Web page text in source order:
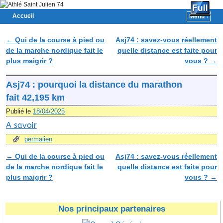
Accueil
Menu ↓
Navigation des articles
← Qui de la course à pied ou
de la marche nordique fait le
plus maigrir ?
Asj74 : savez-vous réellement
quelle distance est faite pour
vous ? →
Asj74 : pourquoi la distance du marathon
fait 42,195 km
Publié le 18/04/2025
A savoir
permalien
Navigation des articles
← Qui de la course à pied ou
de la marche nordique fait le
plus maigrir ?
Asj74 : savez-vous réellement
quelle distance est faite pour
vous ? →
Nos principaux partenaires